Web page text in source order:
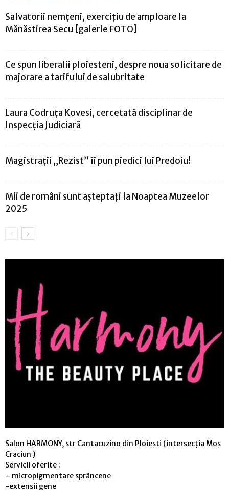
Salvatorii nemţeni, exerciţiu de amploare la
Mănăstirea Secu [galerie FOTO]
Ce spun liberalii ploiesteni, despre noua solicitare de
majorare a tarifului de salubritate
Laura Codruța Kovesi, cercetată disciplinar de
Inspecția Judiciară
Magistrații „Rezist” îi pun piedici lui Predoiu!
Mii de români sunt așteptați la Noaptea Muzeelor
2025
Salon HARMONY, str Cantacuzino din Ploiești (intersecția Moș
Craciun )
Servicii oferite :
– micropigmentare sprâncene
-extensii gene